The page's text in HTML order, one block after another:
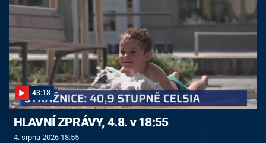
43:18
HLAVNÍ ZPRÁVY, 4.8. v 18:55
4. srpna 2026 18:55